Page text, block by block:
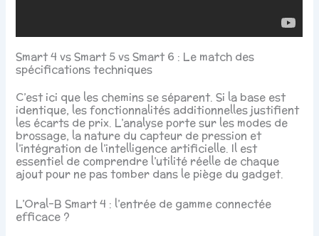
Smart 4 vs Smart 5 vs Smart 6 : Le match des
spécifications techniques
C’est ici que les chemins se séparent. Si la base est
identique, les fonctionnalités additionnelles justifient
les écarts de prix. L’analyse porte sur les modes de
brossage, la nature du capteur de pression et
l’intégration de l’intelligence artificielle. Il est
essentiel de comprendre l’utilité réelle de chaque
ajout pour ne pas tomber dans le piège du gadget.
L’Oral-B Smart 4 : l’entrée de gamme connectée
efficace ?